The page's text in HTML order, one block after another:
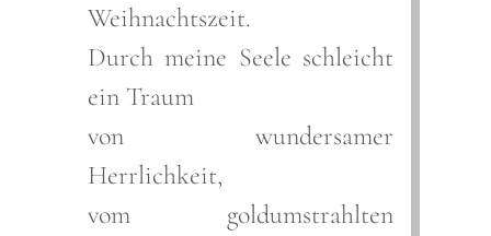
Weihnachtszeit.
Durch meine Seele schleicht
ein Traum
von wundersamer
Herrlichkeit,
vom goldumstrahlten